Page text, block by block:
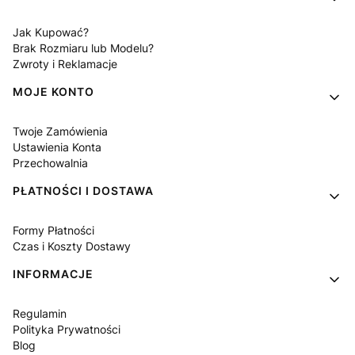
Jak Kupować?
Brak Rozmiaru lub Modelu?
Zwroty i Reklamacje
MOJE KONTO
Twoje Zamówienia
Ustawienia Konta
Przechowalnia
PŁATNOŚCI I DOSTAWA
Formy Płatności
Czas i Koszty Dostawy
INFORMACJE
Regulamin
Polityka Prywatności
Blog